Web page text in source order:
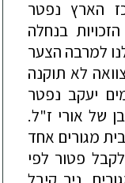
הארץ נפטר
הזכויותבנחלה
למרבה הצער
לא תוקנה
יעקב נפטר
של אורי ז"ל.
בית מגורים אחד
לקבל פטור לפי